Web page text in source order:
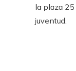
la plaza
juventud.